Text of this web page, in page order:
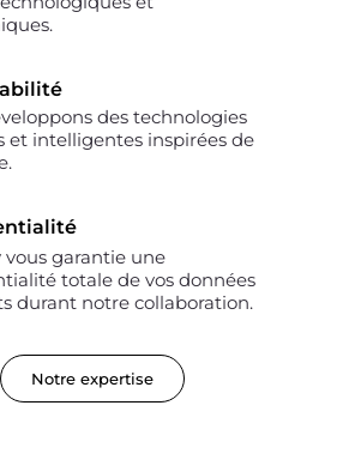
des technologies
et intelligentes inspirées de
vous garantie une
totale de vos données
durant notre collaboration.
Notre expertise